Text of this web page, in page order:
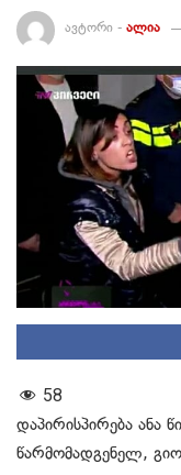
ავტორი - ალია
58
დაპირისპირება ანა
წარმომადგენელ,